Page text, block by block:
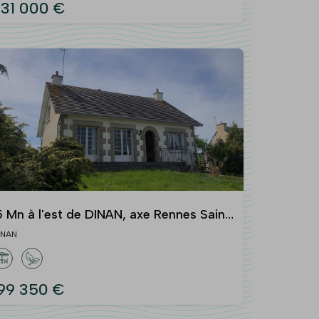
000 €
Mn à l'est de DINAN, axe Rennes Saint
350 €